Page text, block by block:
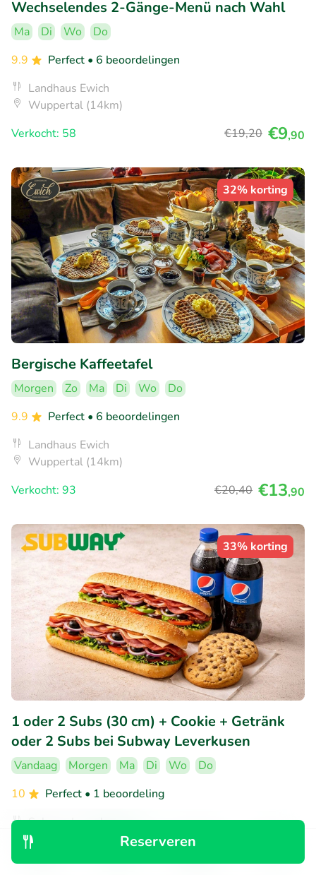
Reserveren
Wechselendes 2-Gänge-Menü nach Wahl
Ma Di Wo
Do
9.9
Perfect • 6 beoordelingen
Landhaus Ewich
Wuppertal (14km)
Verkocht: 58
€19,20 €9,90
32% korting
Bergische Kaffeetafel
Morgen Zo Ma Di Wo
Do
9.9
Perfect • 6 beoordelingen
Landhaus Ewich
Wuppertal (14km)
Verkocht: 93
€20,40 €13,90
33% korting
1 oder 2 Subs (30 cm) + Cookie + Getränk
oder 2 Subs bei Subway Leverkusen
Vandaag Morgen Ma Di Wo
Do
10
Perfect • 1 beoordeling
Subway Leverkusen
Leverkusen (17km)
Verkocht: 5
€14,75 €9